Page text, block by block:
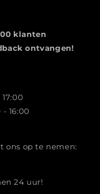
klanten
ontvangen!
16:00
ons op te nemen:
24 uur!